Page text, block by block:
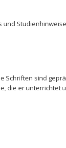
und Studienhinweise
Schriften sind
die er unterrichtet